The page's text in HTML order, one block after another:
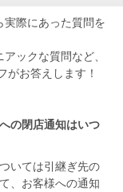
際にあった質問を
ックな質問など、
がお答えします！
の閉店通知はいつ
いては引継ぎ先の
、お客様への通知